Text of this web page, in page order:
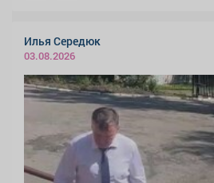
Илья Середюк
03.08.2026